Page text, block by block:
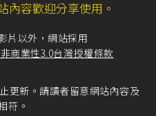
：『本法所稱受益人，
為受益人。』此項於保險
險及人身保險均有其適
人之條文，不因其為財產
在。」不過，
內容歡迎分享使用。
片以外，網站採用
商業性3.0台灣授權條款
更新。請讀者留意網站內容及
符。